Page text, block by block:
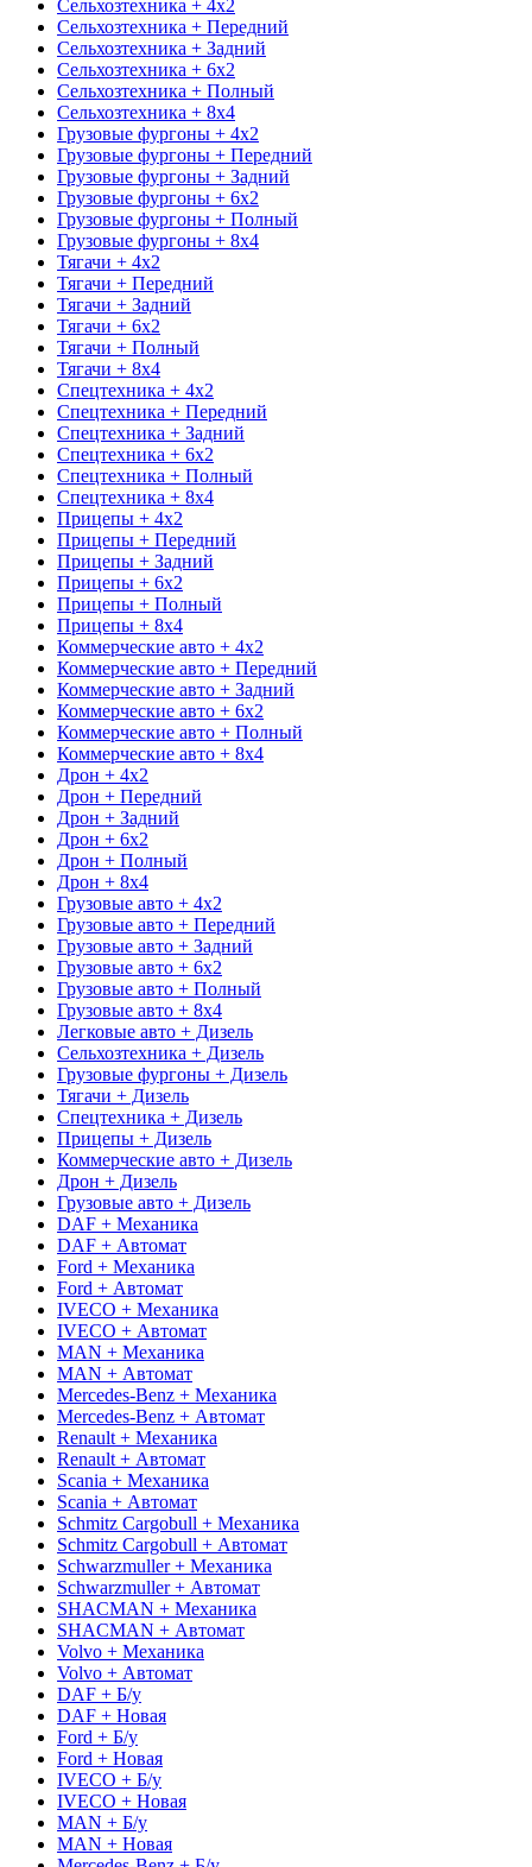
Сельхозтехника + 4x2
Сельхозтехника + Передний
Сельхозтехника + Задний
Сельхозтехника + 6x2
Сельхозтехника + Полный
Сельхозтехника + 8x4
Грузовые фургоны + 4x2
Грузовые фургоны + Передний
Грузовые фургоны + Задний
Грузовые фургоны + 6x2
Грузовые фургоны + Полный
Грузовые фургоны + 8x4
Тягачи + 4x2
Тягачи + Передний
Тягачи + Задний
Тягачи + 6x2
Тягачи + Полный
Тягачи + 8x4
Спецтехника + 4x2
Спецтехника + Передний
Спецтехника + Задний
Спецтехника + 6x2
Спецтехника + Полный
Спецтехника + 8x4
Прицепы + 4x2
Прицепы + Передний
Прицепы + Задний
Прицепы + 6x2
Прицепы + Полный
Прицепы + 8x4
Коммерческие авто + 4x2
Коммерческие авто + Передний
Коммерческие авто + Задний
Коммерческие авто + 6x2
Коммерческие авто + Полный
Коммерческие авто + 8x4
Дрон + 4x2
Дрон + Передний
Дрон + Задний
Дрон + 6x2
Дрон + Полный
Дрон + 8x4
Грузовые авто + 4x2
Грузовые авто + Передний
Грузовые авто + Задний
Грузовые авто + 6x2
Грузовые авто + Полный
Грузовые авто + 8x4
Легковые авто + Дизель
Сельхозтехника + Дизель
Грузовые фургоны + Дизель
Тягачи + Дизель
Спецтехника + Дизель
Прицепы + Дизель
Коммерческие авто + Дизель
Дрон + Дизель
Грузовые авто + Дизель
DAF + Механика
DAF + Автомат
Ford + Механика
Ford + Автомат
IVECO + Механика
IVECO + Автомат
MAN + Механика
MAN + Автомат
Mercedes-Benz + Механика
Mercedes-Benz + Автомат
Renault + Механика
Renault + Автомат
Scania + Механика
Scania + Автомат
Schmitz Cargobull + Механика
Schmitz Cargobull + Автомат
Schwarzmuller + Механика
Schwarzmuller + Автомат
SHACMAN + Механика
SHACMAN + Автомат
Volvo + Механика
Volvo + Автомат
DAF + Б/у
DAF + Новая
Ford + Б/у
Ford + Новая
IVECO + Б/у
IVECO + Новая
MAN + Б/у
MAN + Новая